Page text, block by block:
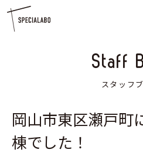
Staff
スタッフ
岡山市東区瀬戸町
棟でした！